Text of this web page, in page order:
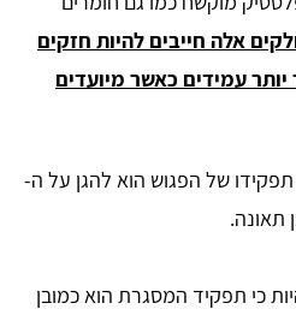
אלה חייבים להיות חזקים
יותר עמידים כאשר מיועדים
תפקידו של הפגוש הוא להגן על ה-
תאונה.
כי תפקיד המסגרת הוא כמובן